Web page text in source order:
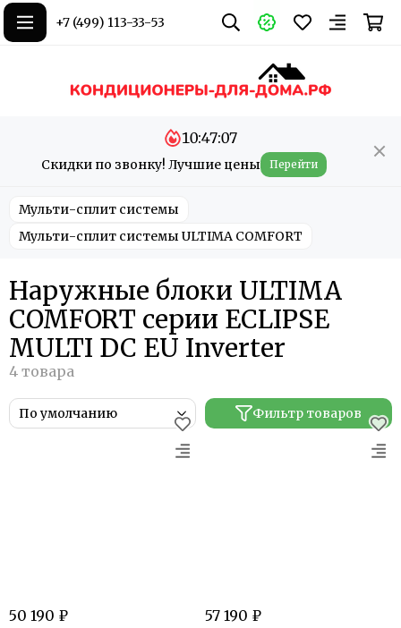
+7 (499) 113-33-53
Скидки по звонку! Лучшие цены
10:47:06
Перейти
Мульти-сплит системы
Мульти-сплит системы ULTIMA COMFORT
Наружные блоки ULTIMA
COMFORT серии ECLIPSE
MULTI DC EU Inverter
Фильтр товаров
50 190 ₽ 57 190 ₽